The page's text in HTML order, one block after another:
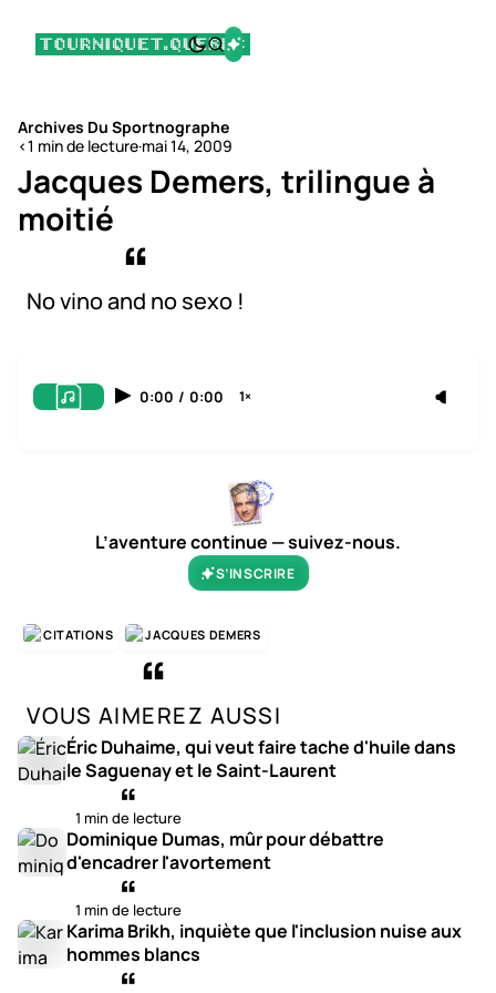
Archives Du Sportnographe
<1 min de lecture·mai 14, 2009
Jacques Demers, trilingue à
moitié
No vino and no sexo !
0:00 / 0:00 1×
L’aventure continue — suivez-nous.
S’INSCRIRE
CITATIONS JACQUES DEMERS
VOUS AIMEREZ AUSSI
Éric Duhaime, qui veut faire tache d'huile dans
le Saguenay et le Saint-Laurent
1 min de lecture
Dominique Dumas, mûr pour débattre
d'encadrer l'avortement
1 min de lecture
Karima Brikh, inquiète que l'inclusion nuise aux
hommes blancs